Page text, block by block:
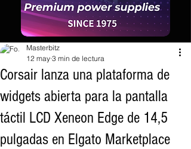
Corsair lanza una plataforma de
widgets abierta para la pantalla
táctil LCD Xeneon Edge de 14,5
pulgadas en Elgato Marketplace
Masterbitz
12 may 3 min de lectura